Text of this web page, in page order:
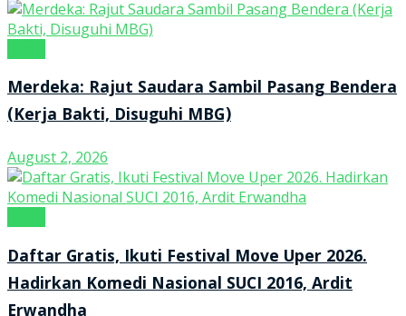
Merdeka: Rajut Saudara Sambil Pasang Bendera
(Kerja Bakti, Disuguhi MBG)
August 2, 2026
Daftar Gratis, Ikuti Festival Move Uper 2026.
Hadirkan Komedi Nasional SUCI 2016, Ardit